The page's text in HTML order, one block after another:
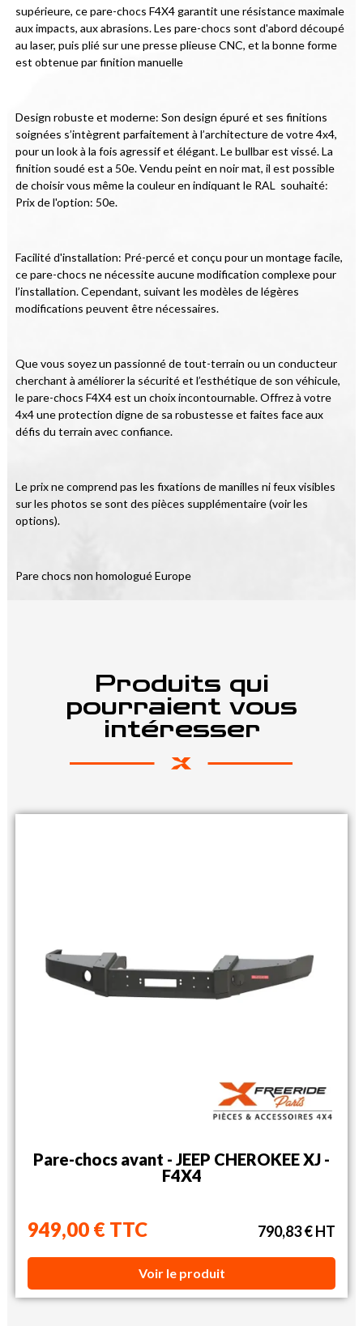
supérieure, ce pare-chocs F4X4 garantit une résistance maximale
aux impacts, aux abrasions. Les pare-chocs sont d'abord découpé
au laser, puis plié sur une presse plieuse CNC, et la bonne forme
est obtenue par finition manuelle
Design robuste et moderne: Son design épuré et ses finitions
soignées s’intègrent parfaitement à l’architecture de votre 4x4,
pour un look à la fois agressif et élégant. Le bullbar est vissé. La
finition soudé est a 50e. Vendu peint en noir mat, il est possible
de choisir vous même la couleur en indiquant le RAL  souhaité:
Prix de l'option: 50e.
Facilité d'installation: Pré-percé et conçu pour un montage facile,
ce pare-chocs ne nécessite aucune modification complexe pour
l’installation. Cependant, suivant les modèles de légères
modifications peuvent être nécessaires.
Que vous soyez un passionné de tout-terrain ou un conducteur
cherchant à améliorer la sécurité et l’esthétique de son véhicule,
le pare-chocs F4X4 est un choix incontournable. Offrez à votre
4x4 une protection digne de sa robustesse et faites face aux
défis du terrain avec confiance.
Le prix ne comprend pas les fixations de manilles ni feux visibles
sur les photos se sont des pièces supplémentaire (voir les
options).
Pare chocs non homologué Europe
Produits qui
pourraient vous
intéresser
Pare-chocs avant - JEEP CHEROKEE XJ -
F4X4
949,00 € TTC 790,83 € HT
Voir le produit